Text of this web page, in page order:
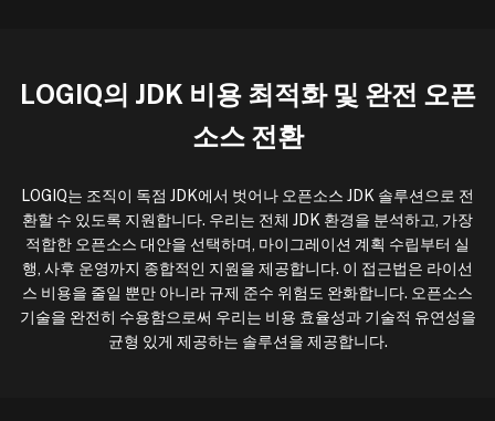
LOGIQ의 JDK 비용 최적화 및 완전 오픈
소스 전환
LOGIQ는 조직이 독점 JDK에서 벗어나 오픈소스 JDK 솔루션으로 전
환할 수 있도록 지원합니다. 우리는 전체 JDK 환경을 분석하고, 가장
적합한 오픈소스 대안을 선택하며, 마이그레이션 계획 수립부터 실
행, 사후 운영까지 종합적인 지원을 제공합니다. 이 접근법은 라이선
스 비용을 줄일 뿐만 아니라 규제 준수 위험도 완화합니다. 오픈소스
기술을 완전히 수용함으로써 우리는 비용 효율성과 기술적 유연성을
균형 있게 제공하는 솔루션을 제공합니다.